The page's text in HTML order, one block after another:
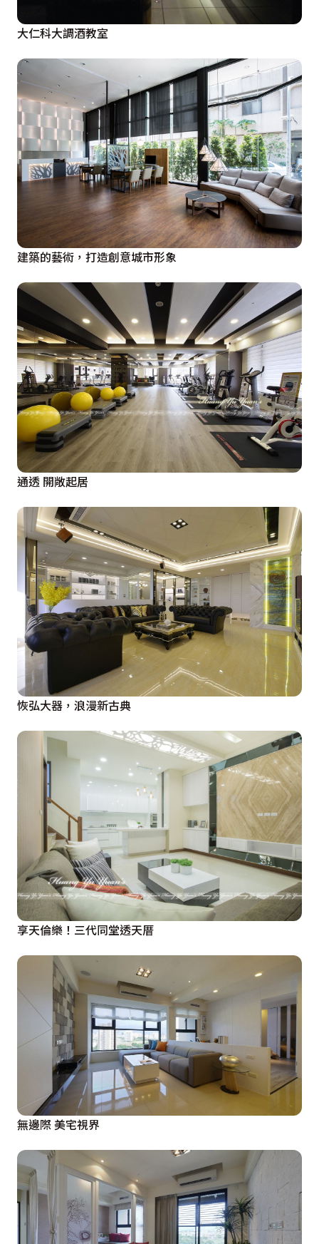
大仁科大調酒教室
建築的藝術，打造創意城市形象
通透 開敞起居
恢弘大器，浪漫新古典
享天倫樂！三代同堂透天厝
無邊際 美宅視界